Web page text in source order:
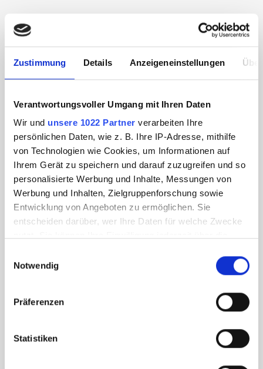
Zustimmung Details Anzeigeneinstellungen
Verantwortungsvoller Umgang mit Ihren Daten
Wir und unsere 1022 Partner verarbeiten Ihre
persönlichen Daten, wie z. B. Ihre IP-Adresse, mithilfe
von Technologien wie Cookies, um Informationen auf
Ihrem Gerät zu speichern und darauf zuzugreifen und so
personalisierte Werbung und Inhalte, Messungen von
Werbung und Inhalten, Zielgruppenforschung sowie
Entwicklung von Angeboten zu ermöglichen. Sie
entscheiden darüber, wer Ihre Daten für welche Zwecke
Trigger Symbol ändern oder widerrufen
Informationen über Ihre geografische Lage
können
bestimmten Merkmalen (Fingerprinting) identifizieren
Notwendig
Präferenzen
Statistiken